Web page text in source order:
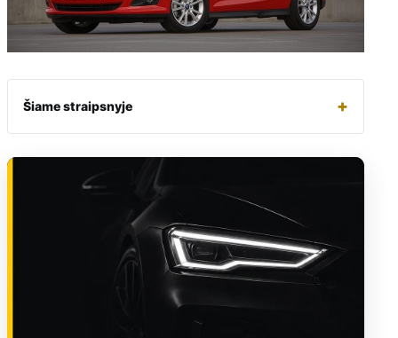
Šiame straipsnyje +